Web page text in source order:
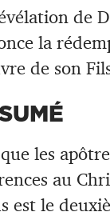
de
la
de son
les
au
est le